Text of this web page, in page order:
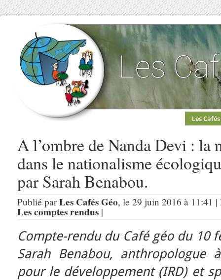
Les Cafés
A l’ombre de Nanda Devi : la
dans le nationalisme
par Sarah Benabou.
Publié parLes Cafés Géo, le 29 juin 2016 à 11:41
Les comptes rendus |
Compte-rendu du Café géo du 10
Sarah Benabou, anthropologue
pour le développement (IRD) et